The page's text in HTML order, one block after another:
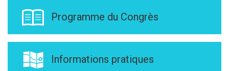
Programme du Congrès
Informations pratiques